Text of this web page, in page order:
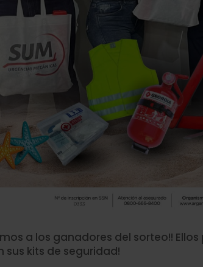
a los ganadores del sorteo!!
sus kits de seguridad!